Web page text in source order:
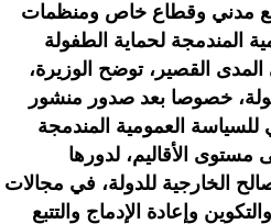
مدني وقطاع خاص ومنظمات
المندمجة لحماية الطفولة
الوطني التنفيذي 2015-2020.فعلى المدى القصير، توضح الوزيرة،
خصوصا بعد صدور منشور
التنزيل الترابي للسياسة العمومية المندمجة
مستوى الأقاليم، لدورها
الخارجية للدولة، في مجالات
وإعادة الإدماج والتتبع